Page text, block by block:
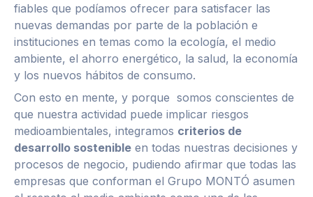
fiables que podíamos ofrecer para satisfacer las
nuevas demandas por parte de la población e
instituciones en temas como la ecología, el medio
ambiente, el ahorro energético, la salud, la economía
y los nuevos hábitos de consumo.
Con esto en mente, y porque somos conscientes de
que nuestra actividad puede implicar riesgos
medioambientales, integramos criterios de
desarrollo sostenible en todas nuestras decisiones y
procesos de negocio, pudiendo afirmar que todas las
empresas que conforman el Grupo MONTÓ asumen